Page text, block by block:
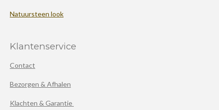
Natuursteen look
Klantenservice
Contact
Bezorgen & Afhalen
Klachten & Garantie